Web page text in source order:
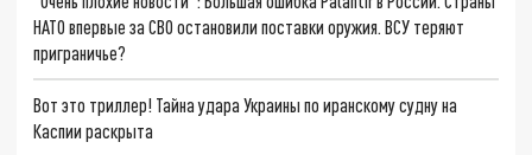
НАТО впервые за СВО остановили поставки оружия. ВСУ теряют
приграничье?
Вот это триллер! Тайна удара Украины по иранскому судну на
Каспии раскрыта